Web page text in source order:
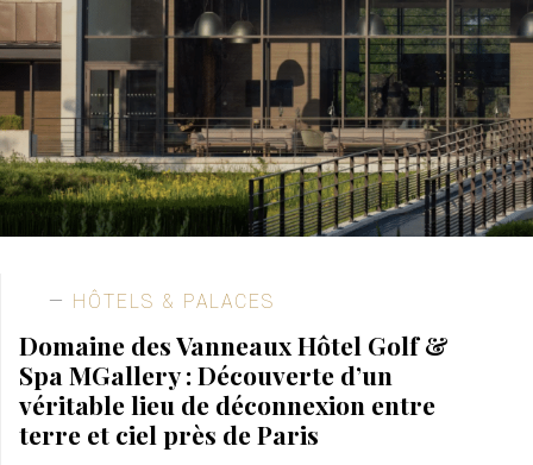
HÔTELS & PALACES
Domaine des Vanneaux Hôtel Golf &
Spa MGallery : Découverte d’un
véritable lieu de déconnexion entre
terre et ciel près de Paris